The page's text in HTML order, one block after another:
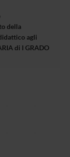
della
agli
di I GRADO